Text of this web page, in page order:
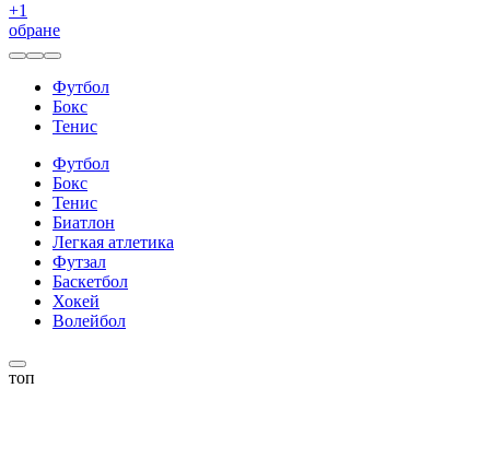
+1
обране
Футбол
Бокс
Тенис
Футбол
Бокс
Тенис
Биатлон
Легкая атлетика
Футзал
Баскетбол
Хокей
Волейбол
топ